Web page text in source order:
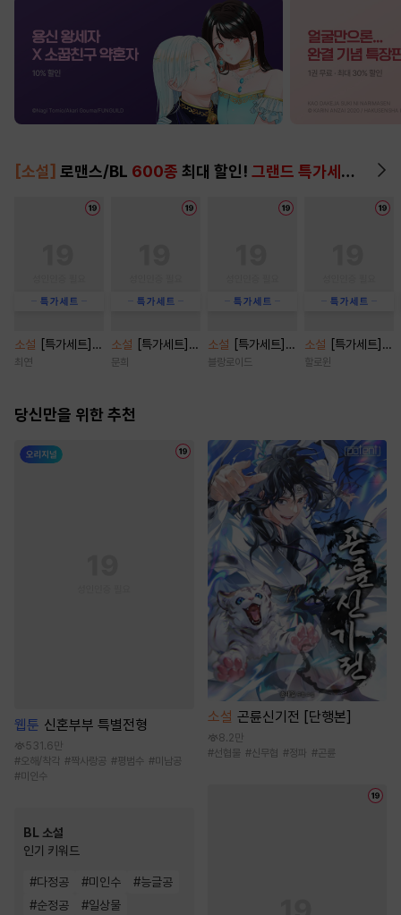
[소설] 로맨스/BL 600종 최대 할인! 그랜드 특가세트
소설
[특가세트]
전남친의 아이 [삽
최연
소설
[특가세트]
쿼터백의 터치다운
문희
소설
[특가세트]
앤 에프터(And Af
블랑로이드
소설
[특가세트]
페로몬 페티시 [단
할로윈
당신만을 위한 추천
웹툰 신혼부부 특별전형
531.6만
#오해/착각 #짝사랑공 #평범수 #미남공
#미인수
BL 소설
인기 키워드
#다정공 #미인수 #능글공
#순정공 #일상물
소설 곤륜신기전 [단행본]
8.2만
#선협물 #신무협 #정파 #곤륜